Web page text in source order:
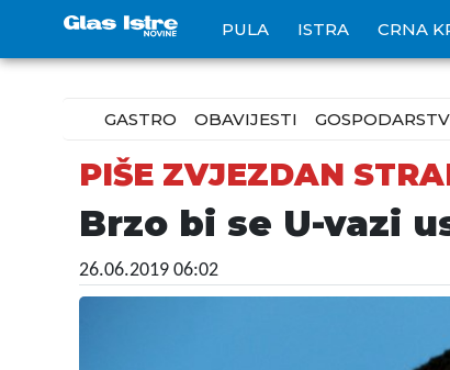
PULA ISTRA CRNA
GASTRO OBAVIJESTI
PIŠE ZVJEZDAN
Brzo bi se U-vazi
26.06.2019 06:02